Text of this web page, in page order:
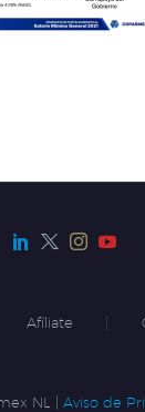
Afíliate
NL | Aviso de